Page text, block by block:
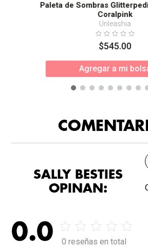
Paleta de Sombras
Coralpink
Unleashia
$545.00
Agregar a mi
SALLY BESTIES
OPINAN:
0.0 0 reseñas en total